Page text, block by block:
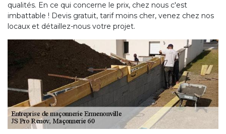
qualités. En ce qui concerne le prix, chez nous c'est
imbattable ! Devis gratuit, tarif moins cher, venez chez nos
locaux et détaillez-nous votre projet.